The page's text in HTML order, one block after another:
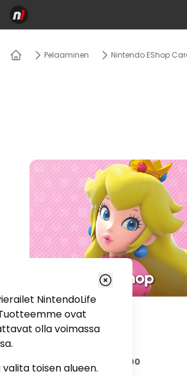
Pelaaminen Nintendo EShop
Nintendo eShop Card €100
NintendoLife
ovat
olla voimassa
toisen alueen.